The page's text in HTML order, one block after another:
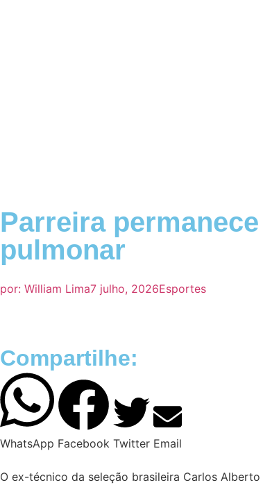
Parreira
pulmonar
por: William Lima7 julho, 2026Esportes
Compartilhe:
WhatsApp Facebook Twitter Email
O ex-técnico da seleção brasileira Carlos